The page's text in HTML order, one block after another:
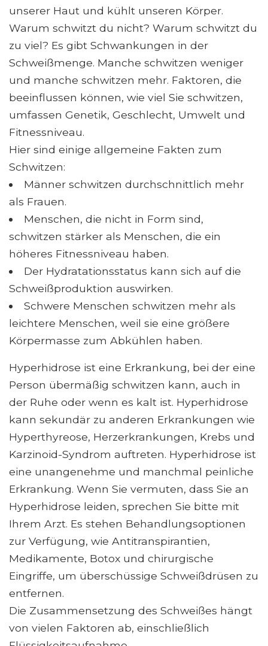
unserer Haut und kühlt unseren Körper.
Warum schwitzt du nicht? Warum schwitzt du
zu viel? Es gibt Schwankungen in der
Schweißmenge. Manche schwitzen weniger
und manche schwitzen mehr. Faktoren, die
beeinflussen können, wie viel Sie schwitzen,
umfassen Genetik, Geschlecht, Umwelt und
Fitnessniveau.
Hier sind einige allgemeine Fakten zum
Schwitzen:
Männer schwitzen durchschnittlich mehr
als Frauen.
Menschen, die nicht in Form sind,
schwitzen stärker als Menschen, die ein
höheres Fitnessniveau haben.
Der Hydratationsstatus kann sich auf die
Schweißproduktion auswirken.
Schwere Menschen schwitzen mehr als
leichtere Menschen, weil sie eine größere
Körpermasse zum Abkühlen haben.
Hyperhidrose ist eine Erkrankung, bei der eine
Person übermäßig schwitzen kann, auch in
der Ruhe oder wenn es kalt ist. Hyperhidrose
kann sekundär zu anderen Erkrankungen wie
Hyperthyreose, Herzerkrankungen, Krebs und
Karzinoid-Syndrom auftreten. Hyperhidrose ist
eine unangenehme und manchmal peinliche
Erkrankung. Wenn Sie vermuten, dass Sie an
Hyperhidrose leiden, sprechen Sie bitte mit
Ihrem Arzt. Es stehen Behandlungsoptionen
zur Verfügung, wie Antitranspirantien,
Medikamente, Botox und chirurgische
Eingriffe, um überschüssige Schweißdrüsen zu
entfernen.
Die Zusammensetzung des Schweißes hängt
von vielen Faktoren ab, einschließlich